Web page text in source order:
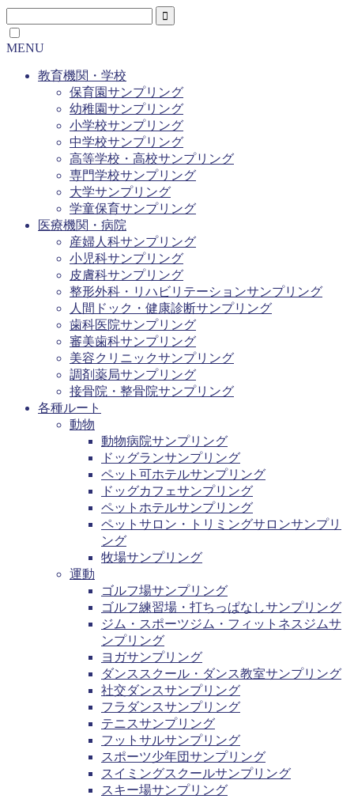
MENU
教育機関・学校
保育園サンプリング
幼稚園サンプリング
小学校サンプリング
中学校サンプリング
高等学校・高校サンプリング
専門学校サンプリング
大学サンプリング
学童保育サンプリング
医療機関・病院
産婦人科サンプリング
小児科サンプリング
皮膚科サンプリング
整形外科・リハビリテーションサンプリング
人間ドック・健康診断サンプリング
歯科医院サンプリング
審美歯科サンプリング
美容クリニックサンプリング
調剤薬局サンプリング
接骨院・整骨院サンプリング
各種ルート
動物
動物病院サンプリング
ドッグランサンプリング
ペット可ホテルサンプリング
ドッグカフェサンプリング
ペットホテルサンプリング
ペットサロン・トリミングサロンサンプリ
ング
牧場サンプリング
運動
ゴルフ場サンプリング
ゴルフ練習場・打ちっぱなしサンプリング
ジム・スポーツジム・フィットネスジムサ
ンプリング
ヨガサンプリング
ダンススクール・ダンス教室サンプリング
社交ダンスサンプリング
フラダンスサンプリング
テニスサンプリング
フットサルサンプリング
スポーツ少年団サンプリング
スイミングスクールサンプリング
スキー場サンプリング